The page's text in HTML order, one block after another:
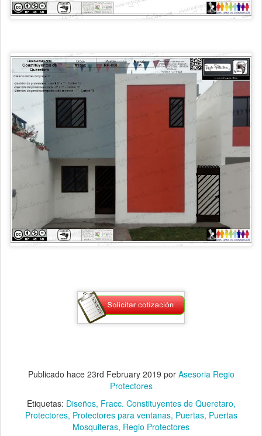
Publicado hace 23rd February 2019 por Asesoria Regio
Protectores
Etiquetas: Diseños Fracc. Constituyentes de Queretaro
Protectores Protectores para ventanas Puertas Puertas
Mosquiteras Regio Protectores